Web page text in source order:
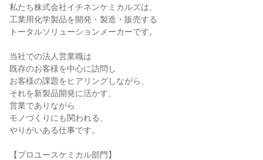
私たち株式会社イチネンケミカルズは、
工業用化学製品を開発・製造・販売する
トータルソリューションメーカーです。
当社での法人営業職は
既存のお客様を中心に訪問し
お客様の課題をヒアリングしながら、
それを新製品開発に活かす、
営業でありながら
モノづくりにも関われる、
やりがいある仕事です。
【プロユースケミカル部門】